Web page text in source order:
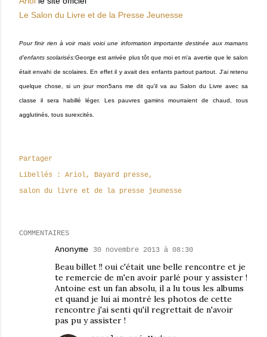
Le Salon du Livre et de la Presse Jeunesse
Pour finir rien à voir mais voici une information importante destinée aux mamans
d'enfants scolarisés:George est arrivée plus tôt que moi et m'a avertie que le salon
était envahi de scolaires. En effet il y avait des enfants partout partout. J'ai retenu
quelque chose, si un jour mon5ans me dit qu'il va au Salon du Livre avec sa
classe il sera habillé léger. Les pauvres gamins mourraient de chaud, tous
agglutinés, tous surexcités.
Partager
Libellés :
Ariol
Bayard presse
salon du livre et de la presse jeunesse
COMMENTAIRES
Anonyme 30 novembre 2013 à 08:30
Beau billet !! oui c'était une belle rencontre et je
te remercie de m'en avoir parlé pour y assister !
Antoine est un fan absolu, il a lu tous les albums
et quand je lui ai montré les photos de cette
rencontre j'ai senti qu'il regrettait de n'avoir
pas pu y assister !